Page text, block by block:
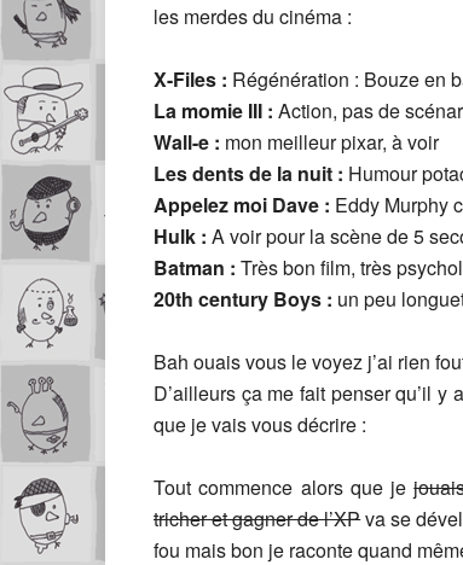
les merdes du cinéma :
X-Files : Régénération : Bouze en
La momie III : Action, pas de
Wall-e : mon meilleur pixar, à voir
Les dents de la nuit : Humour
Appelez moi Dave : Eddy Murphy
Hulk : A voir pour la scène de 5
Batman : Très bon film, très
20th century Boys : un peu
Bah ouais vous le voyez j’ai rien
D’ailleurs ça me fait penser qu’il
que je vais vous décrire :
Tout commence alors que je
tricher et gagner de l’XPva se
fou mais bon je raconte quand